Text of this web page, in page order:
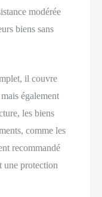
modérée
biens sans
il couvre
également
les biens
comme les
recommandé
une protection